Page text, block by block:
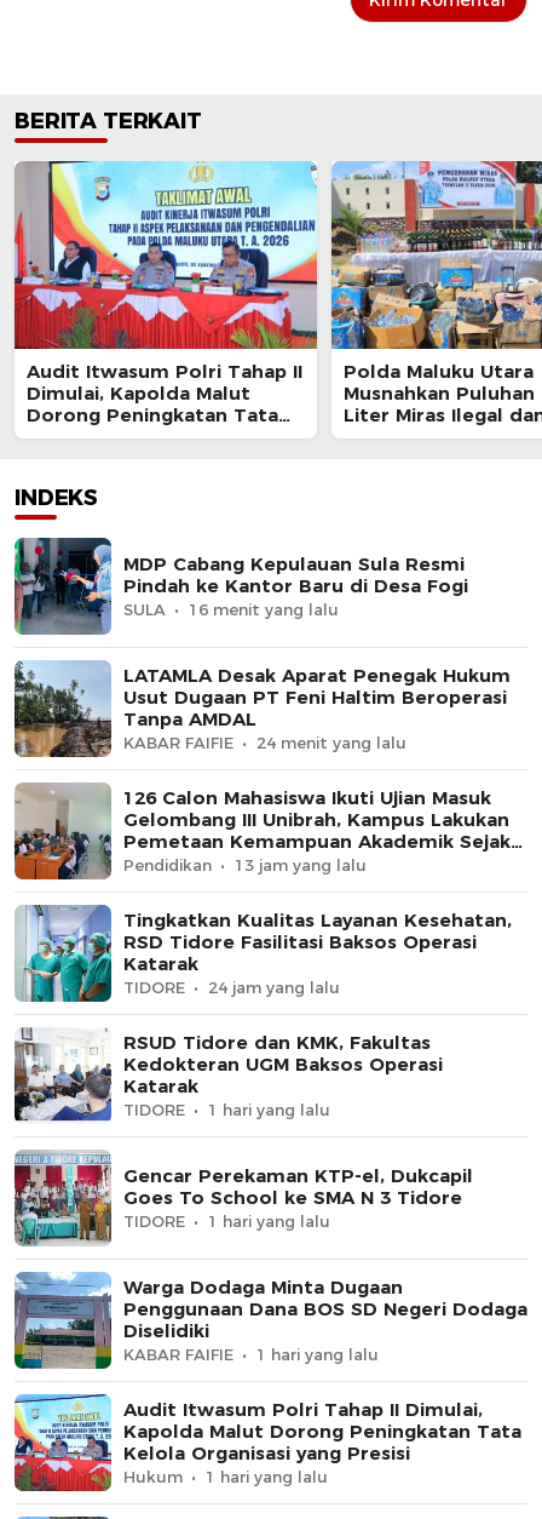
BERITA TERKAIT
Audit Itwasum Polri Tahap II
Dimulai, Kapolda Malut
Dorong Peningkatan Tata
Kelola Organisasi yang
Polda Maluku Utara
Musnahkan Puluhan
Liter Miras Ilegal
Bongkar Jaringan
INDEKS
MDP Cabang Kepulauan Sula Resmi
Pindah ke Kantor Baru di Desa Fogi
SULA 16 menit yang lalu
LATAMLA Desak Aparat Penegak Hukum
Usut Dugaan PT Feni Haltim Beroperasi
Tanpa AMDAL
KABAR FAIFIE 24 menit yang lalu
126 Calon Mahasiswa Ikuti Ujian Masuk
Gelombang III Unibrah, Kampus Lakukan
Pemetaan Kemampuan Akademik Sejak
Awal
Pendidikan 13 jam yang lalu
Tingkatkan Kualitas Layanan Kesehatan,
RSD Tidore Fasilitasi Baksos Operasi
Katarak
TIDORE 24 jam yang lalu
RSUD Tidore dan KMK, Fakultas
Kedokteran UGM Baksos Operasi
Katarak
TIDORE 1 hari yang lalu
Gencar Perekaman KTP-el, Dukcapil
Goes To School ke SMA N 3 Tidore
TIDORE 1 hari yang lalu
Warga Dodaga Minta Dugaan
Penggunaan Dana BOS SD Negeri Dodaga
Diselidiki
KABAR FAIFIE 1 hari yang lalu
Audit Itwasum Polri Tahap II Dimulai,
Kapolda Malut Dorong Peningkatan Tata
Kelola Organisasi yang Presisi
Hukum 1 hari yang lalu